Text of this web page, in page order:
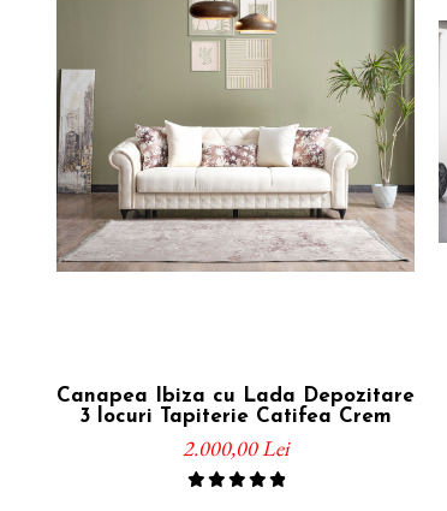
Canapea Ibiza cu Lada Depozitare
3 locuri Tapiterie Catifea Crem
2.000,00 Lei